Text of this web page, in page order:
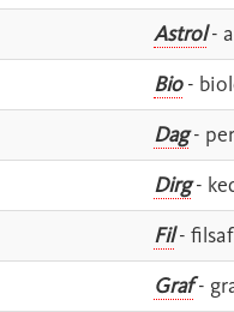
Astrol-
Bio-
Dag-
Dirg-
Fil-
Graf-